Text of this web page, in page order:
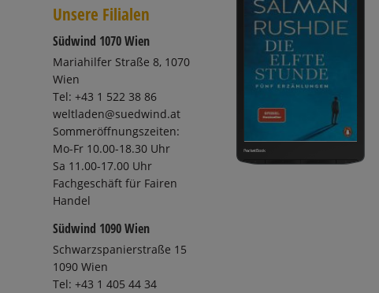
Unsere Filialen
Südwind 1070 Wien
Mariahilfer Straße 8, 1070
Wien
Tel: +43 1 522 38 86
weltladen@suedwind.at
Sommeröffnungszeiten:
Mo-Fr 10.00-18.30 Uhr
Sa 11.00-17.00 Uhr
Fachgeschäft für Fairen
Handel
Südwind 1090 Wien
Schwarzspanierstraße 15
1090 Wien
Tel: +43 1 405 44 34